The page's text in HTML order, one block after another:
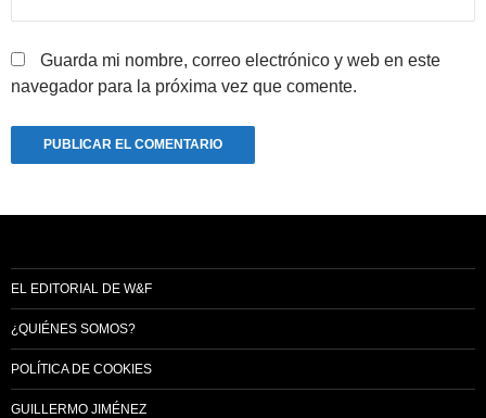
Guarda mi nombre, correo electrónico y web en este
navegador para la próxima vez que comente.
EL EDITORIAL DE W&F
¿QUIÉNES SOMOS?
POLÍTICA DE COOKIES
GUILLERMO JIMÉNEZ